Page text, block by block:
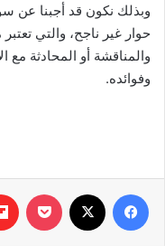
وبذلك نكون قد أجبنا عن
حوار غير ناجح، والتي
والمناقشة أو المحادثة مع
وفوائده.
فيسبوك